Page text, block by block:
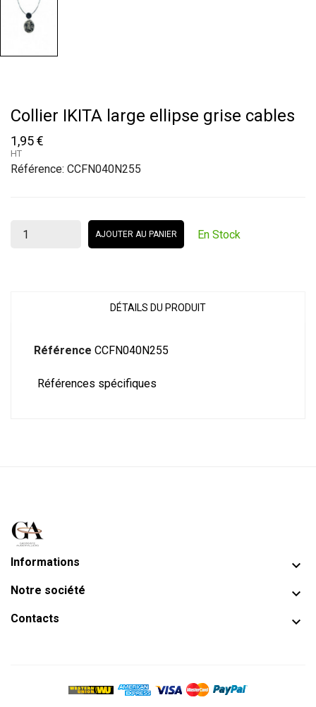
Collier IKITA large ellipse grise cables
1,95 €
HT
Référence: CCFN040N255
AJOUTER AU PANIER En Stock
DÉTAILS DU PRODUIT
Référence CCFN040N255
Références spécifiques
Informations 
Notre société 
Contacts 